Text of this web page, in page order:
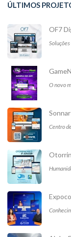
ÚLTIMOS
OF7
O novo
Sonnar
Centro